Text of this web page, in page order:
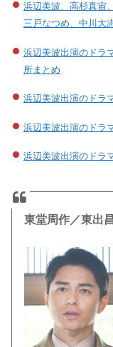
浜辺美波、高杉真宙
三戸なつめ、中川大
浜辺美波出演のドラ
所まとめ
浜辺美波出演のドラ
浜辺美波出演のドラ
浜辺美波出演のドラ
東堂周作／東出